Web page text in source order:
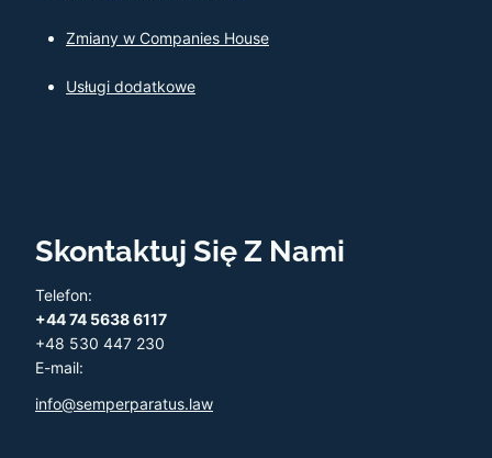
Zmiany w Companies House
Usługi dodatkowe
Skontaktuj Się Z Nami
Telefon:
+44 74 5638 6117
+48 530 447 230
E-mail:
info@semperparatus.law